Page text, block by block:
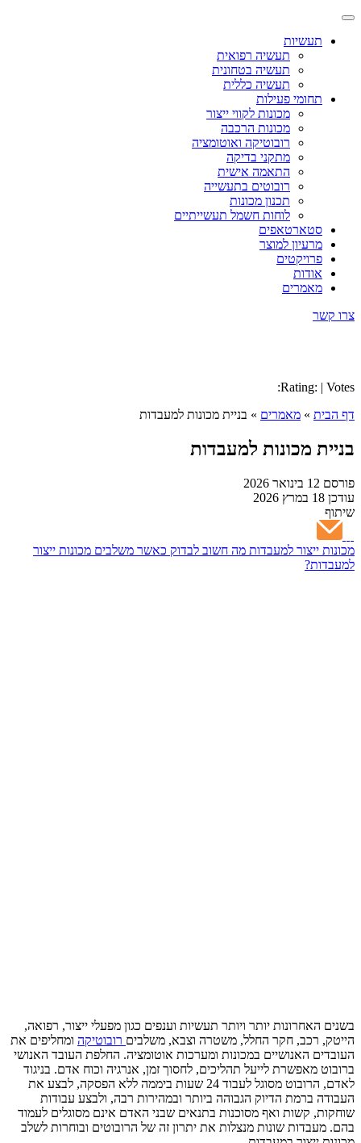
תעשיות
תעשיה רפואית
תעשיה בטחונית
תעשיה כללית
תחומי פעילות
מכונות לקווי ייצור
מכונות הרכבה
רובוטיקה ואוטומציה
מתקני בדיקה
התאמה אישית
רובוטים בתעשייה
תכנון מכונות
לוחות חשמל תעשייתיים
סטארטאפים
מרעיון למוצר
פרויקטים
אודות
מאמרים
צרו קשר
Rating: | Votes:
דף הבית » מאמרים » בניית מכונות למעבדות
בניית מכונות למעבדות
פורסם
עודכן
שיתוף
מכונות ייצור למעבדות מה חשוב לבדוק כאשר משלבים מכונות ייצור
למעבדות?
בשנים האחרונות יותר ויותר תעשיות וענפים כגון מפעלי ייצור, רפואה,
הייטק, רכב, חקר החלל, משטרה וצבא, משלבים רובוטיקה ומחליפים את
העובדים האנושיים במכונות ומערכות אוטומציה. החלפת העובד האנושי
ברובוט מאפשרת לייעל תהליכים, לחסוך זמן, אנרגיה וכוח אדם. בניגוד
לאדם, הרובוט מסוגל לעבוד 24 שעות ביממה ללא הפסקה, לבצע את
העבודה ברמת הדיוק הגבוהה ביותר ובמהירות רבה, ולבצע עבודות
שוחקות, קשות ואף מסוכנות בתנאים שבני האדם אינם מסוגלים לעמוד
בהם. מעבדות שונות מנצלות את יתרון זה של הרובוטים ובוחרות לשלב